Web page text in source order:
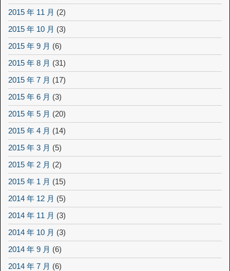
2015 年 11 月 (2)
2015 年 10 月 (3)
2015 年 9 月 (6)
2015 年 8 月 (31)
2015 年 7 月 (17)
2015 年 6 月 (3)
2015 年 5 月 (20)
2015 年 4 月 (14)
2015 年 3 月 (5)
2015 年 2 月 (2)
2015 年 1 月 (15)
2014 年 12 月 (5)
2014 年 11 月 (3)
2014 年 10 月 (3)
2014 年 9 月 (6)
2014 年 7 月 (6)